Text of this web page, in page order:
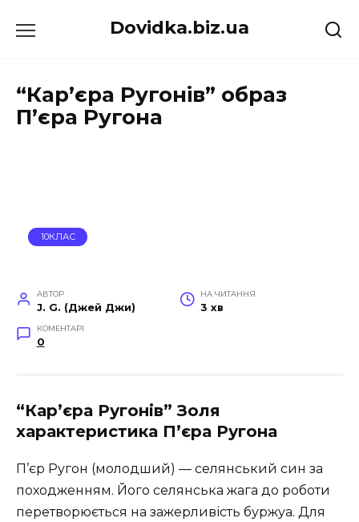
до
Dovidka.biz.ua
“Кар’єра Ругонів” образ
П’єра Ругона
10КЛАС
АВТОР
J. G. (Джей Джи)
НА ЧИТАННЯ
3 хв
КОМЕНТАРІ
0
“Кар’єра Ругонів” Золя
характеристика П’єра Ругона
П’єр Ругон (молодший) — селянський син за
походженням. Його селянська жага до роботи
перетворюється на зажерливість буржуа. Для